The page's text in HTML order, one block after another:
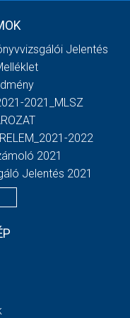
Jelentés
2021_MLSZ
2022
2021
Jelentés 2021